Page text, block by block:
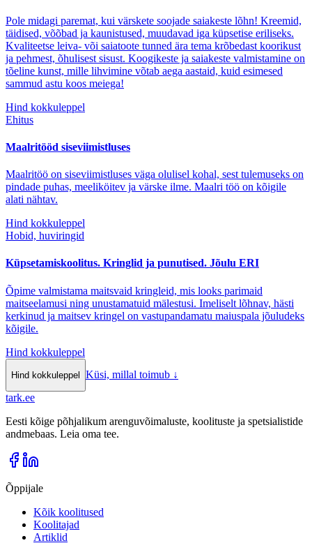
Pole midagi paremat, kui värskete soojade saiakeste lõhn! Kreemid,
täidised, võõbad ja kaunistused, muudavad iga küpsetise eriliseks.
Kvaliteetse leiva- või saiatoote tunned ära tema krõbedast koorikust
ja pehmest, õhulisest sisust. Koogikeste ja saiakeste valmistamine on
tõeline kunst, mille lihvimine võtab aega aastaid, kuid esimesed
sammud astu koos meiega!
Hind kokkuleppel
Ehitus
Maalritööd siseviimistluses
Maalritöö on siseviimistluses väga olulisel kohal, sest tulemuseks on
pindade puhas, meeliköitev ja värske ilme. Maalri töö on kõigile
alati nähtav.
Hind kokkuleppel
Hobid, huviringid
Küpsetamiskoolitus. Kringlid ja punutised. Jõulu ERI
Õpime valmistama maitsvaid kringleid, mis looks parimaid
maitseelamusi ning unustamatuid mälestusi. Imeliselt lõhnav, hästi
kerkinud ja maitsev kringel on vastupandamatu maiuspala jõuludeks
kõigile.
Hind kokkuleppel
Hind kokkuleppel Küsi, millal toimub ↓
tark.ee
Eesti kõige põhjalikum arenguvõimaluste, koolituste ja spetsialistide
andmebaas. Leia oma tee.
Õppijale
Kõik koolitused
Koolitajad
Artiklid